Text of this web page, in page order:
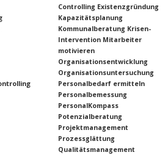
Controlling Existenzgründung
Kapazitätsplanung
Kommunalberatung Krisen-
Intervention Mitarbeiter
motivieren
Organisationsentwicklung
Organisationsuntersuchung
Personalbedarf ermitteln
Personalbemessung
PersonalKompass
Potenzialberatung
Projektmanagement
Prozessglättung
Qualitätsmanagement